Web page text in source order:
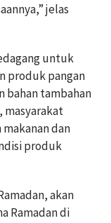
jelas
untuk
produk pangan
bahan tambahan
masyarakat
dan
produk
akan
Ramadan di